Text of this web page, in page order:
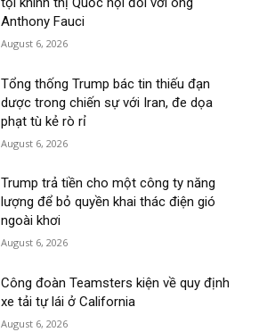
Anthony Fauci
August 6, 2026
Tổng thống Trump bác tin thiếu đạn
dược trong chiến sự với Iran, đe dọa
phạt tù kẻ rò rỉ
August 6, 2026
Trump trả tiền cho một công ty năng
lượng để bỏ quyền khai thác điện gió
ngoài khơi
August 6, 2026
Công đoàn Teamsters kiện về quy định
xe tải tự lái ở California
August 6, 2026